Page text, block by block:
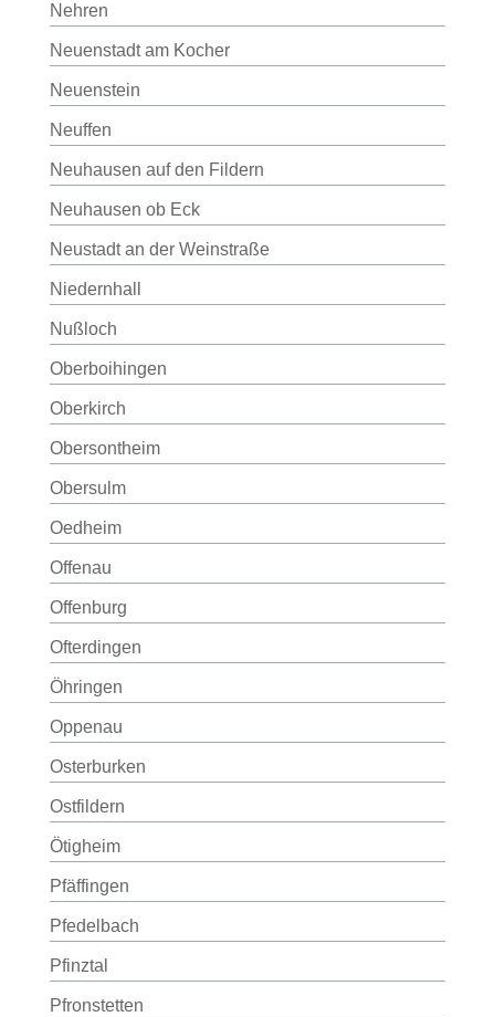
Nehren
Neuenstadt am Kocher
Neuenstein
Neuffen
Neuhausen auf den Fildern
Neuhausen ob Eck
Neustadt an der Weinstraße
Niedernhall
Nußloch
Oberboihingen
Oberkirch
Obersontheim
Obersulm
Oedheim
Offenau
Offenburg
Ofterdingen
Öhringen
Oppenau
Osterburken
Ostfildern
Ötigheim
Pfäffingen
Pfedelbach
Pfinztal
Pfronstetten